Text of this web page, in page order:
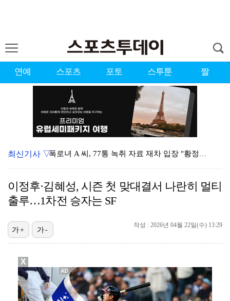
연예 스포츠 포토 스투툰 짤
폭로녀 A 씨, 77통 녹취 자료 재차 입장 "황정민은…
'이상준쇼' PD "LA 공연 비판 겸허히 수용, 허위…
아이들 미연, 첫 日 디지털 싱글 '런어웨이' 발매…청…
[ST포토] 키키 지유, '꽃보다 예쁨'
박해준, 오늘(6일) '산지직송3' 출격…'폭싹' 강유…
최신기사 ▽
이정후·김혜성, 시즌 첫 맞대결서 나란히 멀티
출루…1차전 승자는 SF
작성 : 2026년 04월 22일(수) 13:29
가+ 가-
X